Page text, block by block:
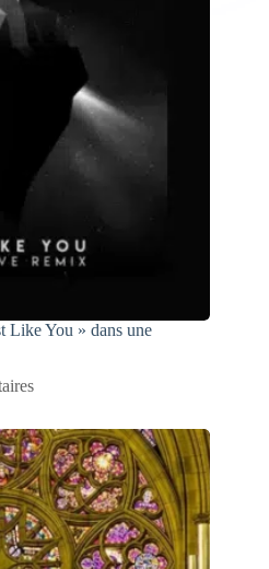
Like You » dans une